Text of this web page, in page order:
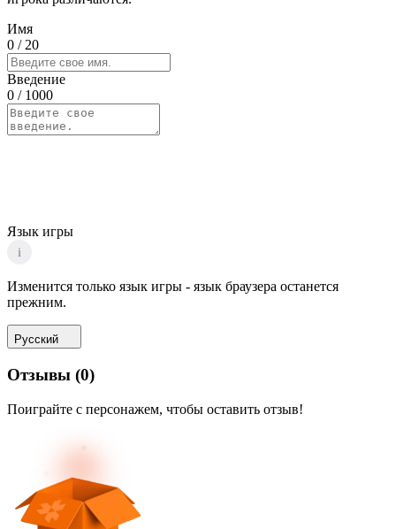
Имя
0 / 20
Введение
0 / 1000
Язык игры
i
Изменится только язык игры - язык браузера останется
прежним.
Русский
Отзывы (0)
Поиграйте с персонажем, чтобы оставить отзыв!